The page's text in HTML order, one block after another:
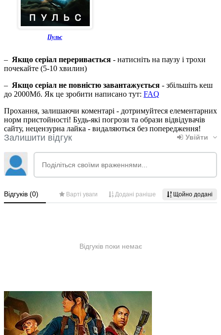
Пульс
– Якщо серіал переривається - натисніть на паузу і трохи
почекайте (5-10 хвилин)
– Якщо серіал не повністю завантажується - збільшіть кеш
до 2000Мб. Як це зробити написано тут: FAQ
Прохання, залишаючи коментарі - дотримуйтеся елементарних
норм пристойності! Будь-які погрози та образи відвідувачів
сайту, нецензурна лайка - видаляються без попередження!